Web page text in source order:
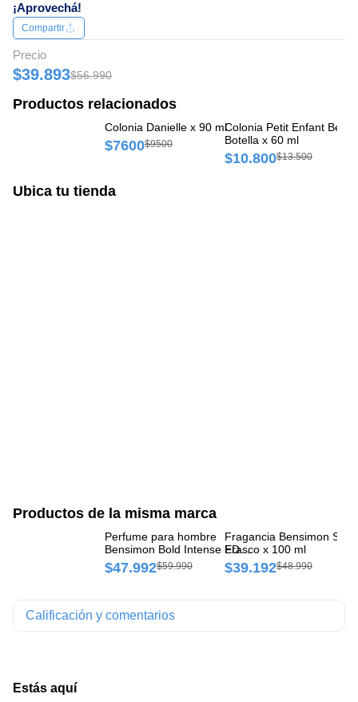
Estás aquí
¡Aprovechá!
Compartir
Precio
$39.893$56.990
Productos relacionados
Colonia Danielle x 90 ml
$7600$9500
Colonia Petit Enfant Bebé
Botella x 60 ml
$10.800$13.500
Ubica tu tienda
Productos de la misma marca
Perfume para hombre
Bensimon Bold Intense EDP
Frasco x 100 ml
$47.992$59.990
Fragancia Bensimon
Frasco x 100 ml
$39.192$48.990
Calificación y comentarios